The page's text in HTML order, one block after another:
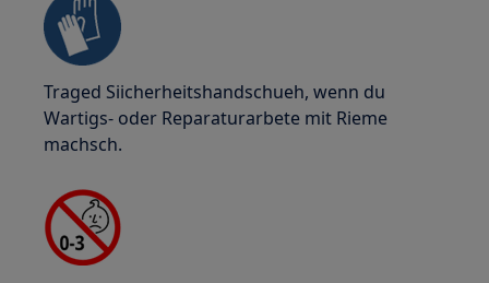
Traged Siicherheitshandschueh, wenn du
Wartigs- oder Reparaturarbete mit Rieme
machsch.